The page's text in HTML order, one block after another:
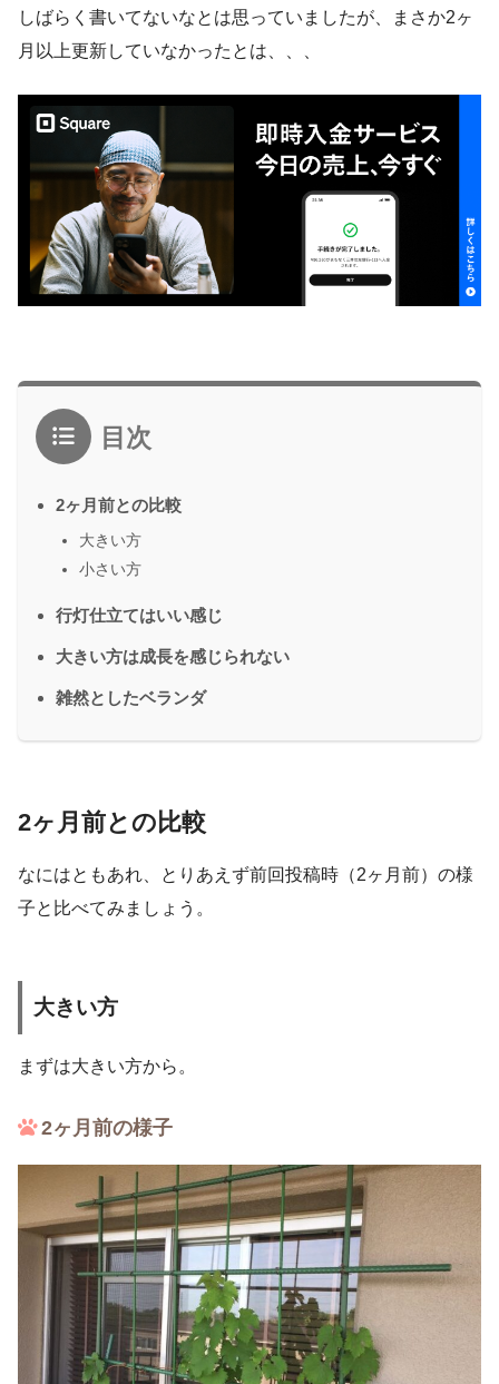
しばらく書いてないなとは思っていましたが、まさか2ヶ
月以上更新していなかったとは、、、
目次
2ヶ月前との比較
大きい方
小さい方
行灯仕立てはいい感じ
大きい方は成長を感じられない
雑然としたベランダ
2ヶ月前との比較
なにはともあれ、とりあえず前回投稿時（2ヶ月前）の様
子と比べてみましょう。
大きい方
まずは大きい方から。
2ヶ月前の様子